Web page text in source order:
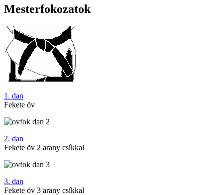
Mesterfokozatok
1. dan
Fekete öv
2. dan
Fekete öv 2 arany csíkkal
3. dan
Fekete öv 3 arany csíkkal